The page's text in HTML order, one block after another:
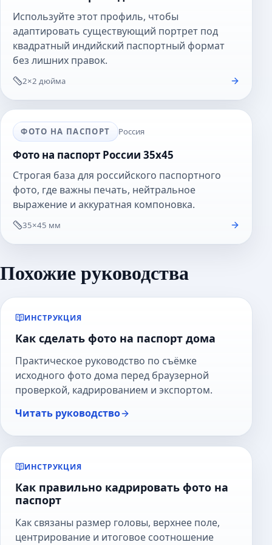
Используйте этот профиль, чтобы
адаптировать существующий портрет под
квадратный индийский паспортный формат
без лишних правок.
2×2 дюйма
ФОТО НА ПАСПОРТ Россия
Фото на паспорт России 35x45
Строгая база для российского паспортного
фото, где важны печать, нейтральное
выражение и аккуратная компоновка.
35×45 мм
Похожие руководства
ИНСТРУКЦИЯ
Как сделать фото на паспорт дома
Практическое руководство по съёмке
исходного фото дома перед браузерной
проверкой, кадрированием и экспортом.
Читать руководство
ИНСТРУКЦИЯ
Как правильно кадрировать фото на
паспорт
Как связаны размер головы, верхнее поле,
центрирование и итоговое соотношение